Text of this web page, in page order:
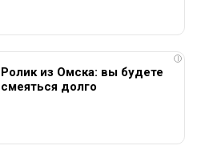
i
Ролик из Омска: вы будете
смеяться долго